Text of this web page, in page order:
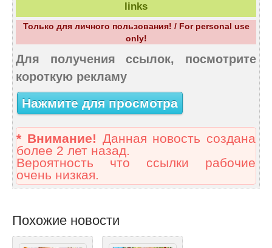
links
Только для личного пользования! / For personal use
only!
Для получения ссылок, посмотрите
короткую рекламу
Нажмите для просмотра
* Внимание! Данная новость создана
более 2 лет назад.
Вероятность что ссылки рабочие
очень низкая.
Похожие новости